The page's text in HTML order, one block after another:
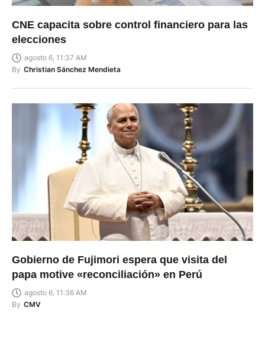
CNE capacita sobre control financiero para las
elecciones
agosto 6, 11:37 AM
By Christian Sánchez Mendieta
Gobierno de Fujimori espera que visita del
papa motive «reconciliación» en Perú
agosto 6, 11:36 AM
By CMV